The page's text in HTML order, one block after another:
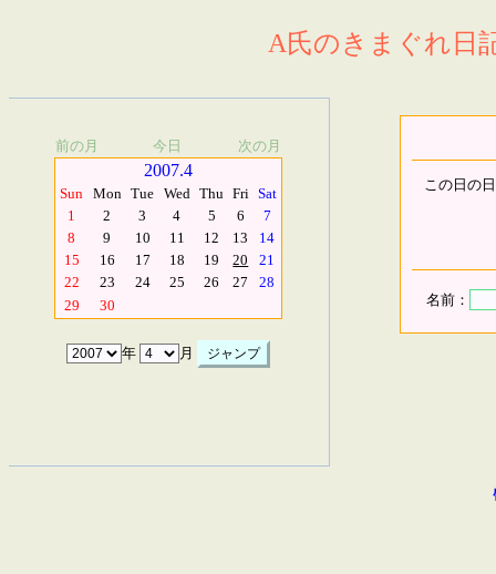
A氏のきまぐれ日
前の月 今日 次の月
2007.4
Sun Mon Tue Wed Thu Fri Sat
1
2 3 4 5 6
7
8
9 10 11 12 13
14
15
16 17 18 19 20
21
22
23 24 25 26 27
28
29
30
年 月
この日の
名前：